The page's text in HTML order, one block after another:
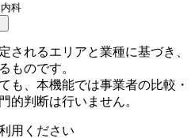
科
れるエリアと業種に基づき、
ものです。
も、本機能では事業者の比較・
的判断は行いません。
用ください